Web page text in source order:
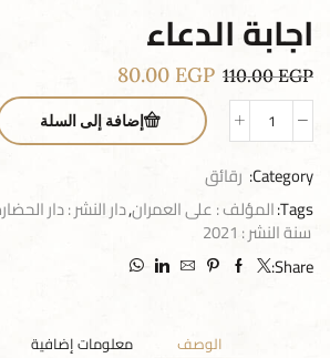
اجابة الدعاء
110.00EGP
80.00 EGP
إضافة إلى السلة
Category: رقائق
Tags: المؤلف : على العمران,دار النشر : دار
سنة النشر : 2021
Share:
الوصف معلومات إضافية